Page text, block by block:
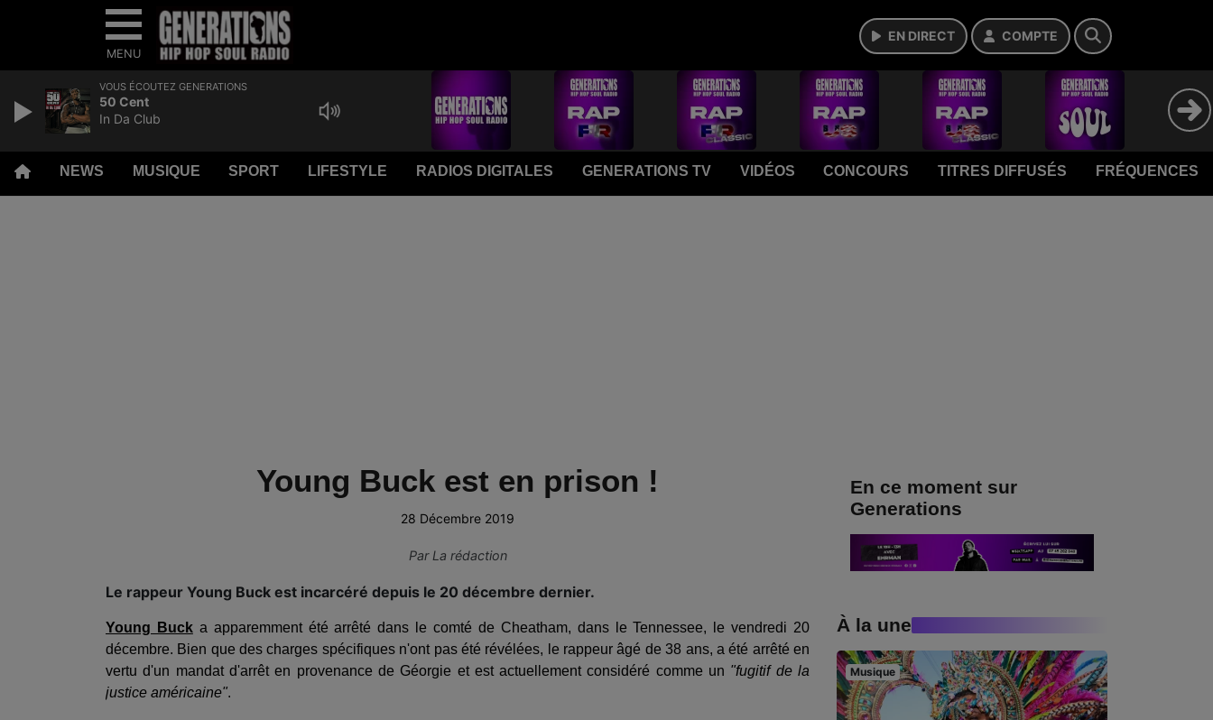
MENU
EN DIRECT COMPTE
NEWS MUSIQUE SPORT LIFESTYLE RADIOS DIGITALES GENERATIONS TV VIDÉOS CONCOURS TITRES DIFFUSÉS FRÉQUENCES
Young Buck est en prison !
28 Décembre 2019
Par La rédaction
Le rappeur Young Buck est incarcéré depuis le 20 décembre dernier.
Young Bucka apparemment été arrêté dans le comté de Cheatham, dans le Tennessee, le vendredi 20
décembre. Bien que des charges spécifiques n'ont pas été révélées, le rappeur âgé de 38 ans, a été arrêté en
vertu d'un mandat d'arrêt en provenance de Géorgie et est actuellement considéré comme un "fugitif de la
justice américaine".
En ce moment sur
Generations
À la une
Musique
VOUS ÉCOUTEZ GENERATIONS
50 Cent
In Da Club